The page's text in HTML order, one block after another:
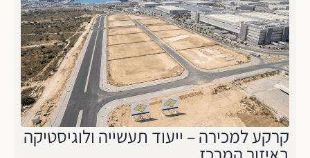
קרקע למכירה – ייעוד תעשייה ולוגיסטיקה